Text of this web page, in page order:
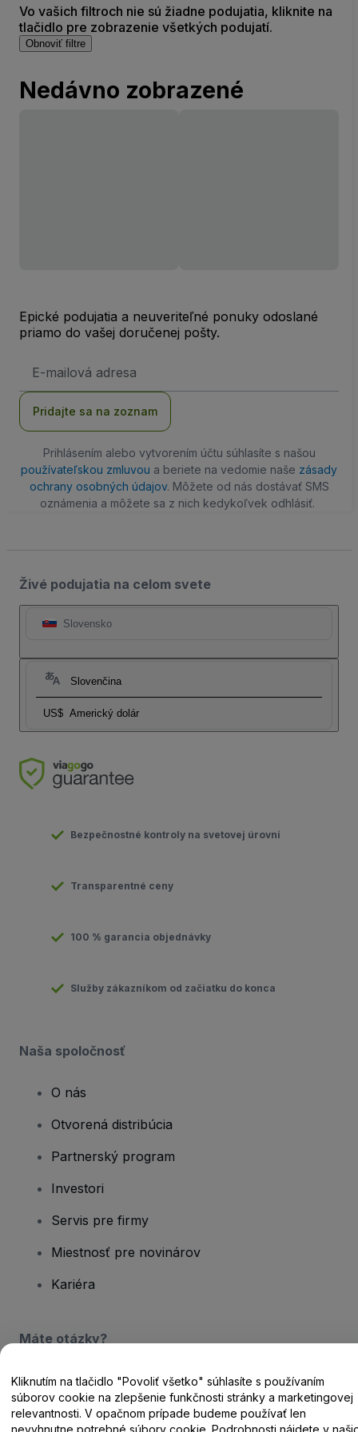
Vo vašich filtroch nie sú žiadne podujatia, kliknite na
tlačidlo pre zobrazenie všetkých podujatí.
Obnoviť filtre
Nedávno zobrazené
Epické podujatia a neuveriteľné ponuky odoslané
priamo do vašej doručenej pošty.
mailová
Pridajte sa na zoznam
Prihlásením alebo vytvorením účtu súhlasíte s našou
používateľskou zmluvou a beriete na vedomie naše zásady
ochrany osobných údajov. Môžete od nás dostávať SMS
oznámenia a môžete sa z nich kedykoľvek odhlásiť.
Živé podujatia na celom svete
Slovensko
Slovenčina
US$ Americký dolár
Bezpečnostné kontroly na svetovej úrovni
Transparentné ceny
100 % garancia objednávky
Služby zákazníkom od začiatku do konca
Naša spoločnosť
O nás
Otvorená distribúcia
Partnerský program
Investori
Servis pre firmy
Miestnosť pre novinárov
Kariéra
Máte otázky?
Centrum pomoci / Kontaktujte nás
Kliknutím na tlačidlo "Povoliť všetko" súhlasíte s používaním
súborov cookie na zlepšenie funkčnosti stránky a marketingovej
relevantnosti. V opačnom prípade budeme používať len
nevyhnutne potrebné súbory cookie. Podrobnosti nájdete v